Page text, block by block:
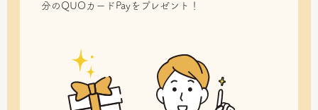
分のQUOカードPayをプレゼント！